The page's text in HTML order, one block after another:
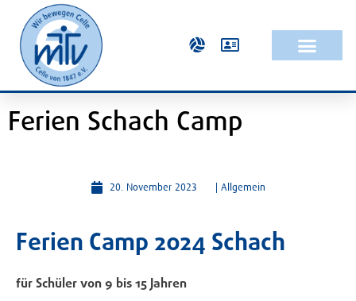
Ferien Schach Camp
20. November 2023 Allgemein
FerienCamp 2024 Schach
für Schüler von 9 bis 15 Jahren